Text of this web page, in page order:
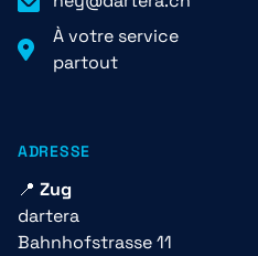
À votre service
partout
ADRESSE
📍 Zug
dartera
Bahnhofstrasse 11